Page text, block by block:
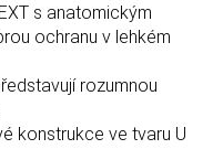
s anatomickým
ochranu v lehkém
rozumnou
konstrukce ve tvaru U